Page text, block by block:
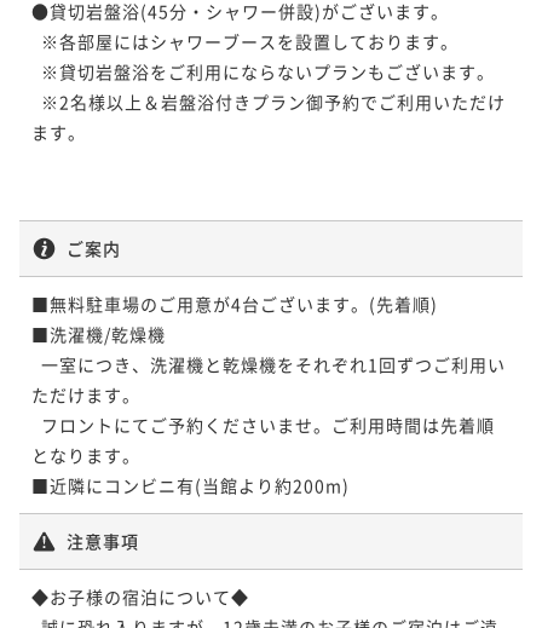
●貸切岩盤浴(45分・シャワー併設)がございます。
ます。
ご案内
■無料駐車場のご用意が4台ございます。(先着順)
■洗濯機/乾燥機
ただけます。
となります。
■近隣にコンビニ有(当館より約200m)
注意事項
◆お子様の宿泊について◆